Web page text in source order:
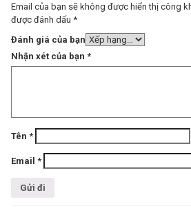
Email của bạn sẽ không được hiển thị công
được đánh dấu *
Đánh giá của bạn
Nhận xét của bạn *
Tên *
Email *